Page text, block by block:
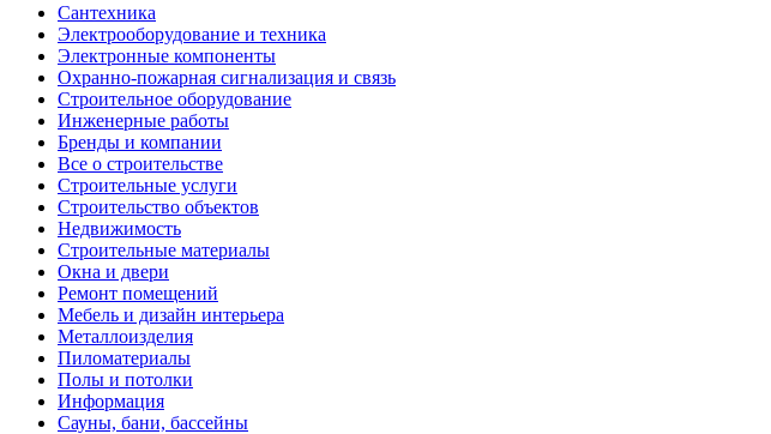
Сантехника
Электрооборудование и техника
Электронные компоненты
Охранно-пожарная сигнализация и связь
Строительное оборудование
Инженерные работы
Бренды и компании
Все о строительстве
Строительные услуги
Строительство объектов
Недвижимость
Строительные материалы
Окна и двери
Ремонт помещений
Мебель и дизайн интерьера
Металлоизделия
Пиломатериалы
Полы и потолки
Информация
Сауны, бани, бассейны